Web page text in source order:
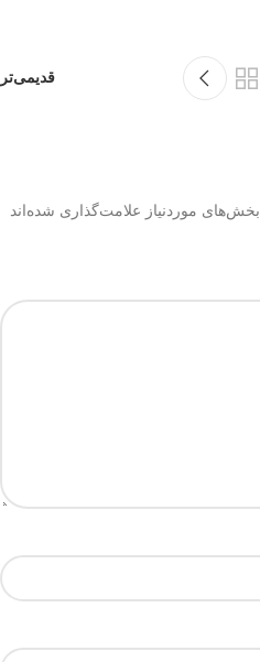
قدیمی‌تر
بخش‌های موردنیاز علامت‌گذاری شده‌اند